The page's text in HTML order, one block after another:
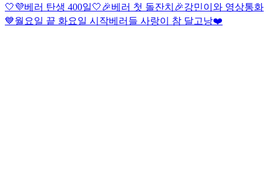
🤍 💜베러 탄생 400일🤍 🎉베러 첫 돌잔치🎉강민이와 영상통화
💙월요일 끝 화요일 시작베러들 사랑이 참 달고낭❤️